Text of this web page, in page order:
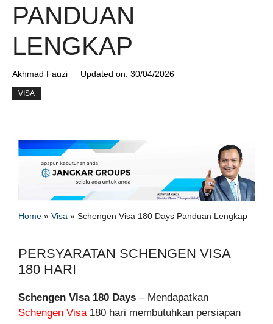
PANDUAN
LENGKAP
Akhmad Fauzi Updated on: 30/04/2026
VISA
Home » Visa » Schengen Visa 180 Days Panduan Lengkap
PERSYARATAN SCHENGEN VISA
180 HARI
Schengen Visa 180 Days – Mendapatkan
Schengen Visa 180 hari membutuhkan persiapan